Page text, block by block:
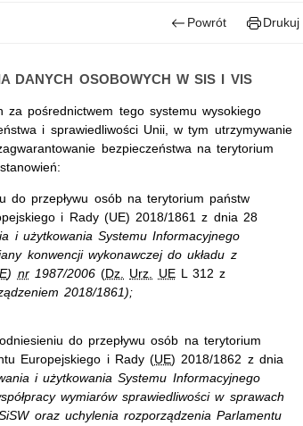
Powrót Drukuj
DANYCH OSOBOWYCH W SIS I VIS
za pośrednictwem tego systemu wysokiego
i sprawiedliwości Unii, w tym utrzymywanie
bezpieczeństwa na terytorium
do przepływu osób na terytorium państw
i Rady (UE) 2018/1861 z dnia 28
i użytkowania Systemu Informacyjnego
konwencji wykonawczej do układu z
) nr1987/2006(Dz. Urz. UEL 312 z
2018/1861);
do przepływu osób na terytorium
Europejskiego i Rady (UE) 2018/1862 z dnia
i użytkowania Systemu Informacyjnego
wymiarów sprawiedliwości w sprawach
oraz uchylenia rozporządzenia Parlamentu